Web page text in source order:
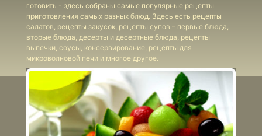
готовить - здесь собраны самые популярные рецепты
приготовления самых разных блюд. Здесь есть рецепты
салатов, рецепты закусок, рецепты супов – первые блюда,
вторые блюда, десерты и десертные блюда, рецепты
выпечки, соусы, консервирование, рецепты для
микроволновой печи и многое другое.
тыквой
"Раковины" с
мидиями
Расстегаи по-